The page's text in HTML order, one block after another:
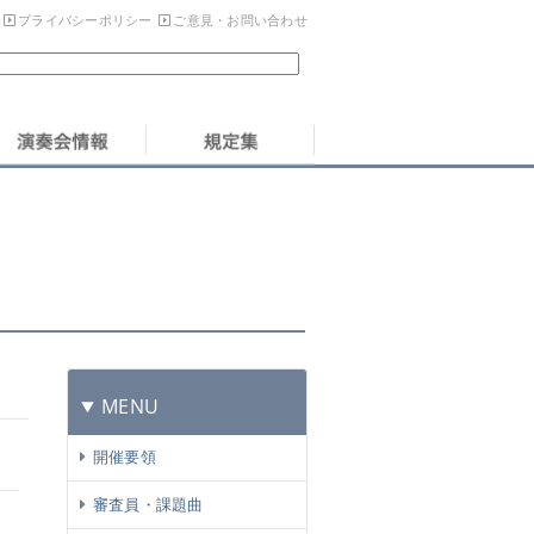
プライバシーポリシー ご意見・お問い合わせ
MENU
開催要領
審査員・課題曲